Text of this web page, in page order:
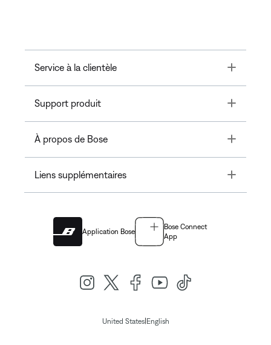
Service à la clientèle Toggle
Support produit Toggle
À propos de Bose Toggle
Liens supplémentaires Toggle
Application Bose
Bose Connect
App
United States| English